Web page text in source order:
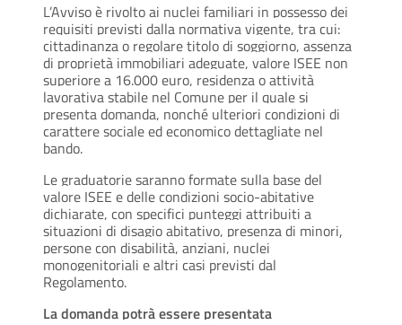
L’Avviso è rivolto ai nuclei familiari in possesso dei
requisiti previsti dalla normativa vigente, tra cui:
cittadinanza o regolare titolo di soggiorno, assenza
di proprietà immobiliari adeguate, valore ISEE non
superiore a 16.000 euro, residenza o attività
lavorativa stabile nel Comune per il quale si
presenta domanda, nonché ulteriori condizioni di
carattere sociale ed economico dettagliate nel
bando.
Le graduatorie saranno formate sulla base del
valore ISEE e delle condizioni socio-abitative
dichiarate, con specifici punteggi attribuiti a
situazioni di disagio abitativo, presenza di minori,
persone con disabilità, anziani, nuclei
monogenitoriali e altri casi previsti dal
Regolamento.
La domanda potrà essere presentata